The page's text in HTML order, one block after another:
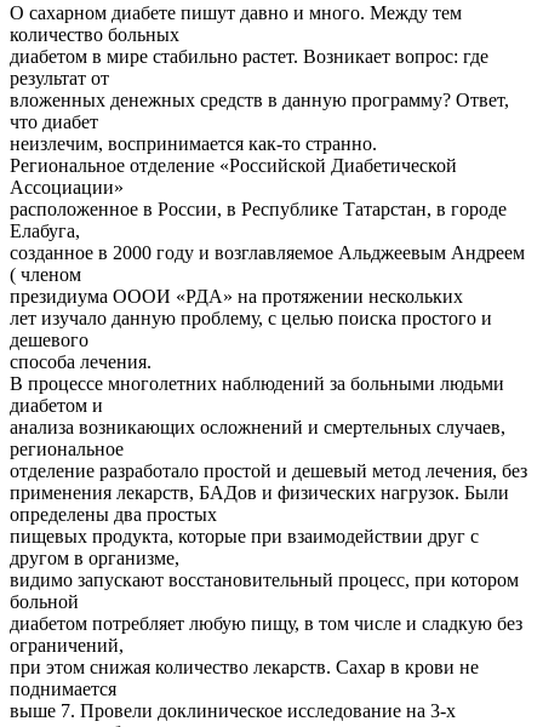
О сахарном диабете пишут давно и много. Между тем
количество больных
диабетом в мире стабильно растет. Возникает вопрос: где
результат от
вложенных денежных средств в данную программу? Ответ,
что диабет
неизлечим, воспринимается как-то странно.
Региональное отделение «Российской Диабетической
Ассоциации»
расположенное в России, в Республике Татарстан, в городе
Елабуга,
созданное в 2000 году и возглавляемое Альджеевым Андреем
( членом
президиума ОООИ «РДА» на протяжении нескольких
лет изучало данную проблему, с целью поиска простого и
дешевого
способа лечения.
В процессе многолетних наблюдений за больными людьми
диабетом и
анализа возникающих осложнений и смертельных случаев,
региональное
отделение разработало простой и дешевый метод лечения, без
применения лекарств, БАДов и физических нагрузок. Были
определены два простых
пищевых продукта, которые при взаимодействии друг с
другом в организме,
видимо запускают восстановительный процесс, при котором
больной
диабетом потребляет любую пищу, в том числе и сладкую без
ограничений,
при этом снижая количество лекарств. Сахар в крови не
поднимается
выше 7. Провели доклиническое исследование на 3-х